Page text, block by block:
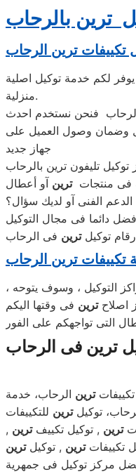
ترين بالرحاب
تكييفات ترين الرحاب
لكم خدمة توكيل اصلية
منزلية.
فنحن نستخدم احدث
وضمان وصول العميل على
جهاز جديد
توكيل تليفون ترين بالرحاب
فى منتجاتترين آو أعطال
الفنى آو لديك سؤال؟
دائما فى مجال التوكيل
توكيلترين فى الرحاب
تكييفات ترين الرحاب
التوكيل ، وسوف يتوحه ،
اصلاحترين فى وقتها اليكم
التى تواجهكم على الفور
ترين الرحاب، خدمة
توكيلترين للتكييفات
ترين , توكيل تكييفترين ,
تكييفاتترين , توكيلترين
100% نحن افضل مركز توكيل فى جمهرية